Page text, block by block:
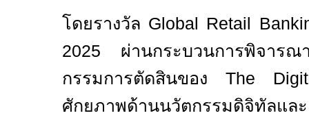
โดยรางวัล Global Retail
2025 ผ่านกระบวนการพิจารณ
กรรมการตัดสินของ The
ศักยภาพด้านนวัตกรรมดิจิทัลแล